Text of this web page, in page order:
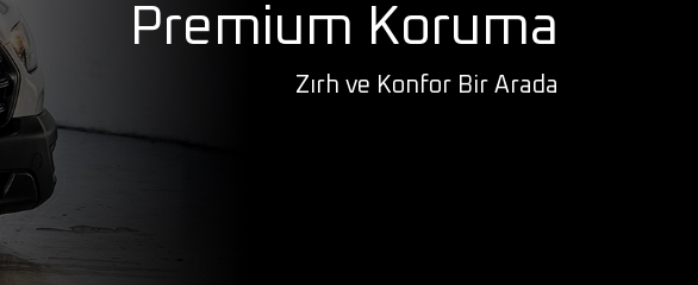
Premium Koruma
Zırh ve Konfor Bir Arada